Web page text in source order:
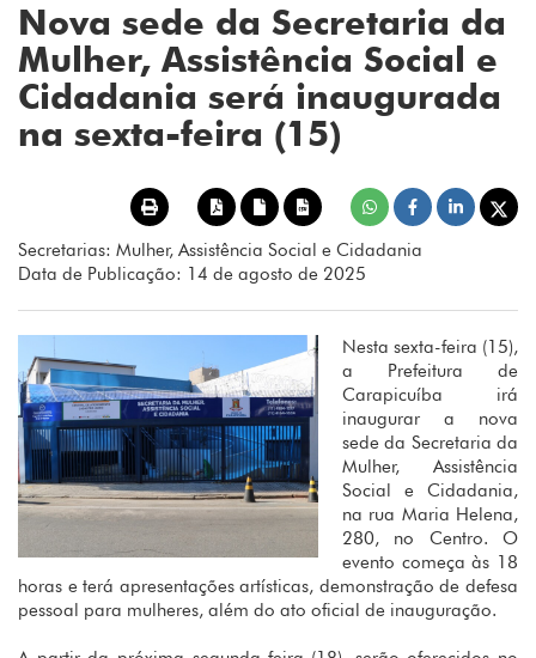
Nova sede da Secretaria da
Mulher, Assistência Social e
Cidadania será inaugurada
na sexta-feira (15)
Secretarias: Mulher, Assistência Social e Cidadania
Data de Publicação: 14 de agosto de 2025
Nesta sexta-feira (15),
a Prefeitura de
Carapicuíba irá
inaugurar a nova
sede da Secretaria da
Mulher, Assistência
Social e Cidadania,
na rua Maria Helena,
280, no Centro. O
evento começa às 18
horas e terá apresentações artísticas, demonstração de defesa
pessoal para mulheres, além do ato oficial de inauguração.